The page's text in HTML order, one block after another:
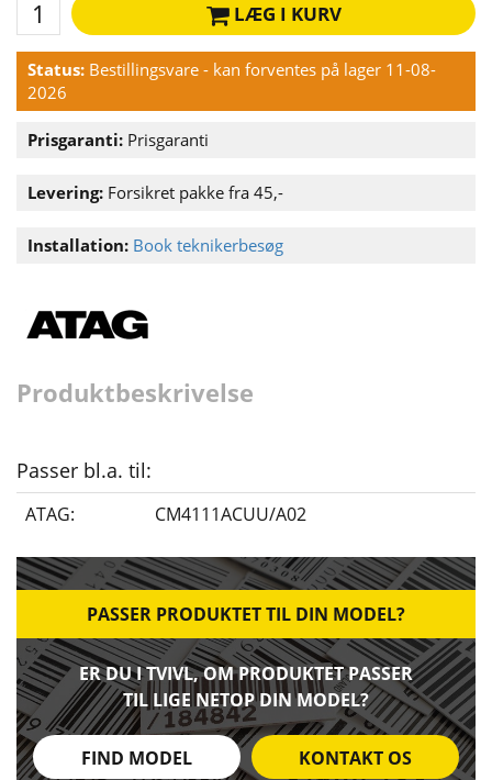
LÆG I KURV
Status: Bestillingsvare - kan forventes på lager 11-08-
2026
Prisgaranti: Prisgaranti
Levering: Forsikret pakke fra 45,-
Installation: Book teknikerbesøg
Produktbeskrivelse
Passer bl.a. til:
ATAG: CM4111ACUU/A02
PASSER PRODUKTET TIL DIN MODEL?
ER DU I TVIVL, OM PRODUKTET PASSER
TIL LIGE NETOP DIN MODEL?
FIND MODEL KONTAKT OS